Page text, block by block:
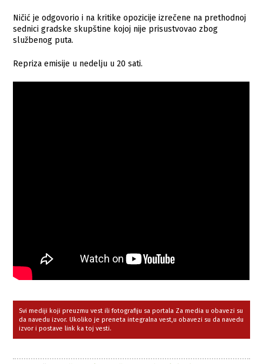
Ničić je odgovorio i na kritike opozicije izrečene na prethodnoj
sednici gradske skupštine kojoj nije prisustvovao zbog
službenog puta.
Repriza emisije u nedelju u 20 sati.
Svi mediji koji preuzmu vest ili fotografiju sa portala Za media u obavezi su
da navedu izvor. Ukoliko je preneta integralna vest,u obavezi su da navedu
izvor i postave link ka toj vesti.